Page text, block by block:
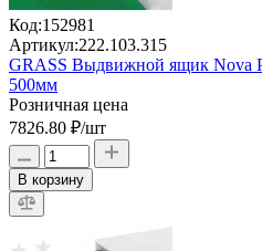
Код:152981
Артикул:222.103.315
GRASS Выдвижной ящик Nova
500мм
Розничная цена
7826.80 ₽/шт
В корзину